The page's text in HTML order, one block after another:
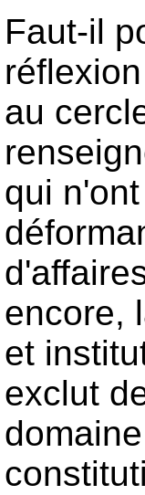
Faut-il
au
qui
encore,
et
exclut